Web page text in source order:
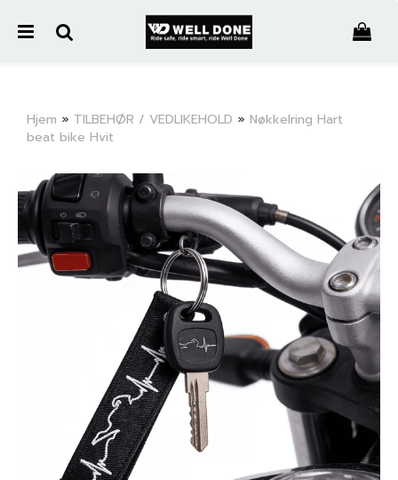
Hjem » TILBEHØR / VEDLIKEHOLD » Nøkkelring Hart
beat bike Hvit
Trykk ENTER for å søke